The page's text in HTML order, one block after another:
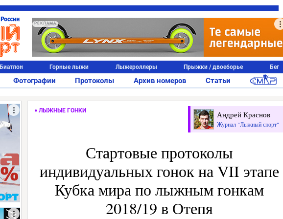
РЕКЛАМА
Биатлон Горные лыжи Лыжероллеры Прыжки / двоеборье Бег
Фотографии Протоколы Архив номеров Статьи
ЛЫЖНЫЕ ГОНКИ Андрей Краснов
Журнал "Лыжный спорт"
Стартовые протоколы
индивидуальных гонок на VII этапе
Кубка мира по лыжным гонкам
2018/19 в Отепя